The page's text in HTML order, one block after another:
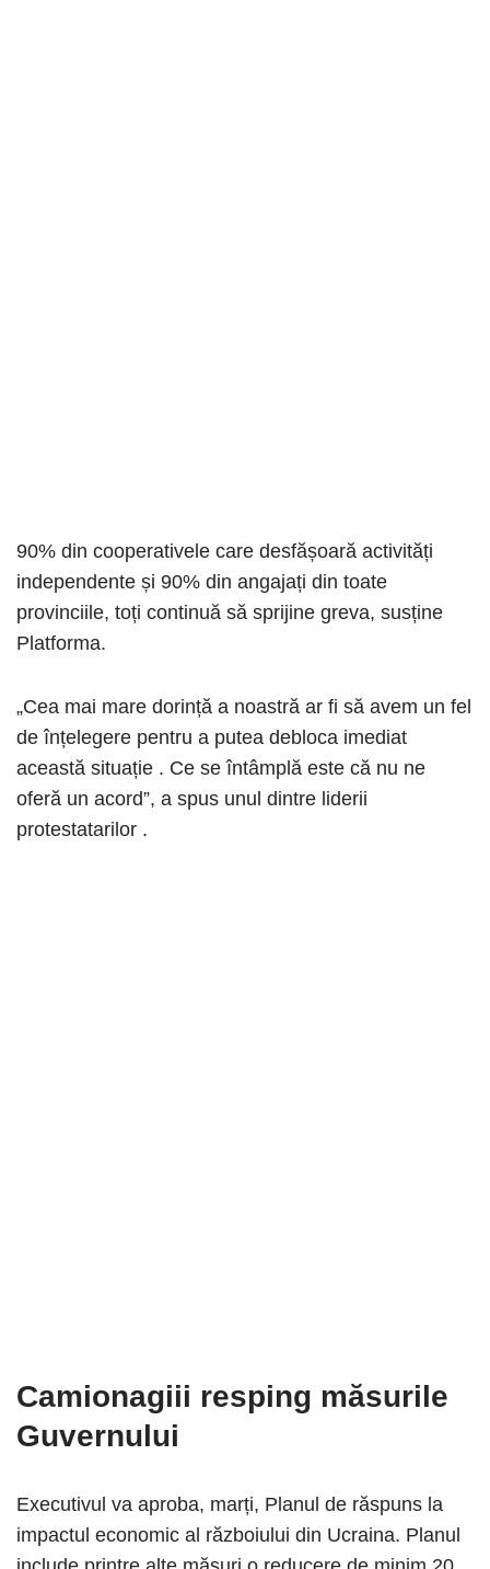
90% din cooperativele care desfășoară activități
independente și 90% din angajați din toate
provinciile, toți continuă să sprijine greva, susține
Platforma.
„Cea mai mare dorință a noastră ar fi să avem un fel
de înțelegere pentru a putea debloca imediat
această situație . Ce se întâmplă este că nu ne
oferă un acord”, a spus unul dintre liderii
protestatarilor .
Camionagiii resping măsurile
Guvernului
Executivul va aproba, marți, Planul de răspuns la
impactul economic al războiului din Ucraina. Planul